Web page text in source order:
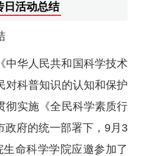
日活动总结
中华人民共和国科学技术
对科普知识的认知和保护
彻实施《全民科学素质行
政府的统一部署下，9月3
命科学学院应邀参加了